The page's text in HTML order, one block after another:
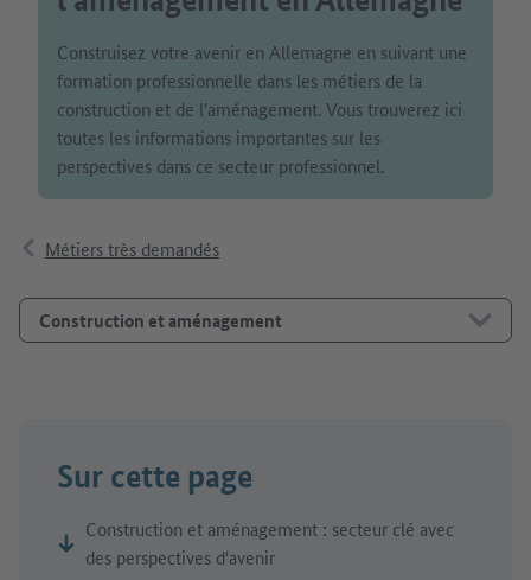
Construisez votre avenir en Allemagne en suivant une
formation professionnelle dans les métiers de la
construction et de l'aménagement. Vous trouverez ici
toutes les informations importantes sur les
perspectives dans ce secteur professionnel.
Métiers très demandés
Construction et aménagement
Sur cette page
Construction et aménagement : secteur clé avec
des perspectives d'avenir